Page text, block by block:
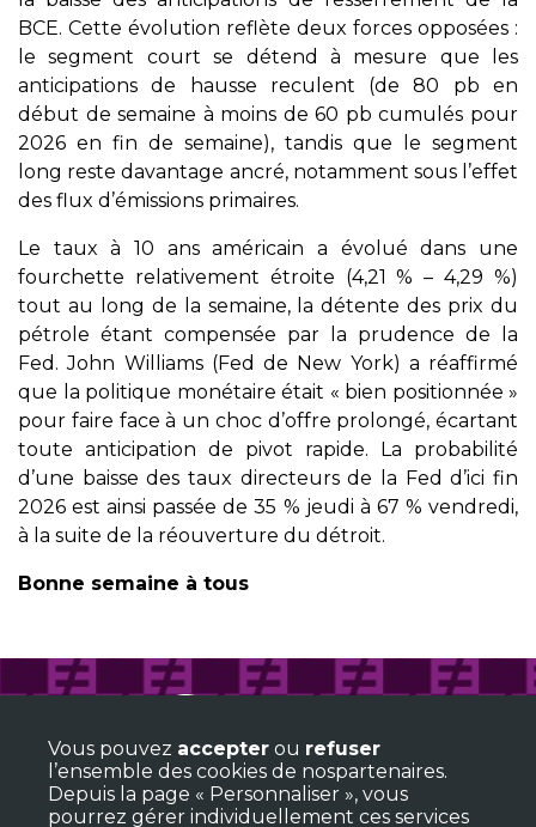
BCE. Cette évolution reflète deux forces opposées :
le segment court se détend à mesure que les
anticipations de hausse reculent (de 80 pb en
début de semaine à moins de 60 pb cumulés pour
2026 en fin de semaine), tandis que le segment
long reste davantage ancré, notamment sous l’effet
des flux d’émissions primaires.
Le taux à 10 ans américain a évolué dans une
fourchette relativement étroite (4,21 % – 4,29 %)
tout au long de la semaine, la détente des prix du
pétrole étant compensée par la prudence de la
Fed. John Williams (Fed de New York) a réaffirmé
que la politique monétaire était « bien positionnée »
pour faire face à un choc d’offre prolongé, écartant
toute anticipation de pivot rapide. La probabilité
d’une baisse des taux directeurs de la Fed d’ici fin
2026 est ainsi passée de 35 % jeudi à 67 % vendredi,
à la suite de la réouverture du détroit.
Bonne semaine à tous
8 rue Jean Nogues
33110 Le Bouscat
Suivez-nous
Vous pouvez accepter ou refuser
l’ensemble des cookies de nospartenaires.
Depuis la page « Personnaliser », vous
pourrez gérer individuellement ces services